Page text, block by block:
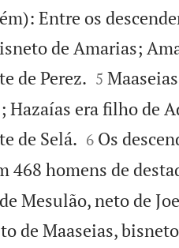
Entre os
de Amarias;
de Perez.
5
Hazaías era filho de
de Selá.
6 Os
468 homens de
Mesulão, neto de
de Maaseias,